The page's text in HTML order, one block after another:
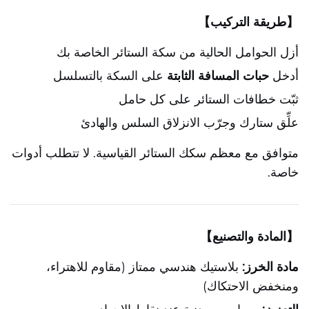
【طريقة التركيب】
أزل الحوامل الحالية من سكة الستائر الخاصة بك
أدخل حبات المسافة الثابتة على السكة بالتسلسل
ثبّت خطافات الستائر على كل حامل
علِّق ستارك وجرّب الانزلاق السلس والهادئ
متوافق مع معظم سكك الستائر القياسية. لا تتطلب أدوات
خاصة.
【المادة والتصنيع】
مادة الخرز: بلاستيك هندسي ممتاز (مقاوم للاهتراء،
ومنخفض الاحتكاك)